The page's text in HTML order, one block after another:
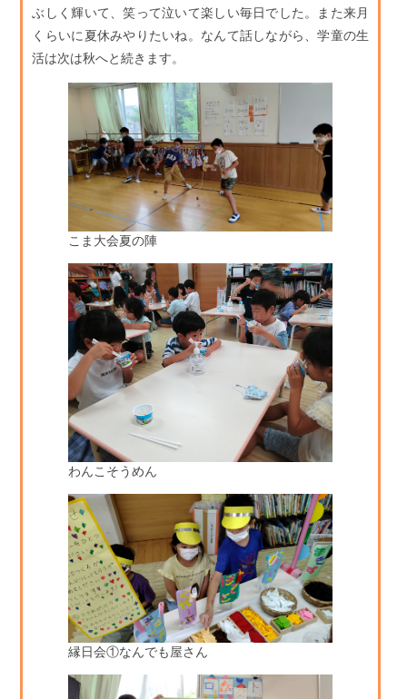
ぶしく輝いて、笑って泣いて楽しい毎日でした。また来月
くらいに夏休みやりたいね。なんて話しながら、学童の生
活は次は秋へと続きます。
こま大会夏の陣
わんこそうめん
縁日会①なんでも屋さん